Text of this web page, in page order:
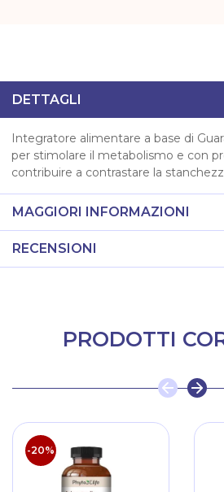
DETTAGLI
Integratore alimentare a base di
per stimolare il metabolismo e con
contribuire a contrastare la
MAGGIORI INFORMAZIONI
RECENSIONI
PRODOTTI
-20%